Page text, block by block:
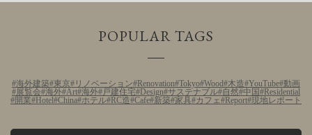
POPULAR TAGS
海外建築 東京 リノベーション Renovation Tokyo Wood 木造 YouTube 動画
展覧会 海外 Art 海外 戸建住宅 Design サステナブル 自然 中国 Residential
開業 Hotel China ホテル RC造 Cafe 新築 家具 カフェ Report 現地レポート